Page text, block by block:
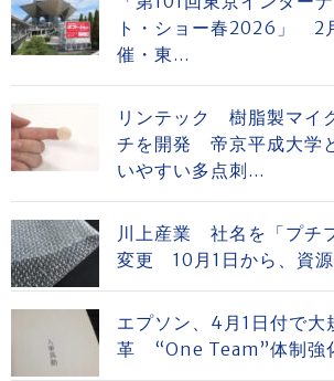
ト・ショー春2026」 2
催・東...
リンテック 樹脂製マイ
チを開発 帝京平成大学
いやすい多点刺...
川上産業 社名を「プチ
変更 10月1日から、資
エプソン、4月1日付で大
革 “One Team”体制強